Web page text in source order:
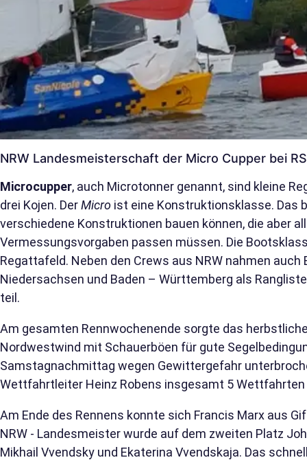
NRW Landesmeisterschaft der Micro Cupper bei
Microcupper, auch Microtonner genannt, sind kleine
drei Kojen. DerMicro ist eine Konstruktionsklasse. Das
verschiedene Konstruktionen bauen können, die aber
Vermessungsvorgaben passen müssen. Die
Regattafeld. Neben den Crews aus NRW nahmen auch
Niedersachsen und Baden – Württemberg als
teil.
Am gesamten Rennwochenende sorgte das
Nordwestwind mit Schauerböen für gute
Samstagnachmittag wegen Gewittergefahr
Wettfahrtleiter Heinz Robens insgesamt 5
Am Ende des Rennens konnte sich Francis Marx aus
NRW - Landesmeister wurde auf dem zweiten Platz
Mikhail Vvendsky und Ekaterina Vvendskaja. Das